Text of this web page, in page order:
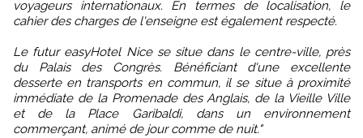
voyageurs internationaux. En termes de localisation, le
cahier des charges de l'enseigne est également respecté.
Le futur easyHotel Nice se situe dans le centre-ville, près
du Palais des Congrès. Bénéficiant d'une excellente
desserte en transports en commun, il se situe à proximité
immédiate de la Promenade des Anglais, de la Vieille Ville
et de la Place Garibaldi, dans un environnement
commerçant, animé de jour comme de nuit."